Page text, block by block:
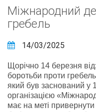
Міжнародний
гребель
14/03/2025
Щорічно 14 березня
боротьби проти
який був заснований у
організацією
має на меті привернути